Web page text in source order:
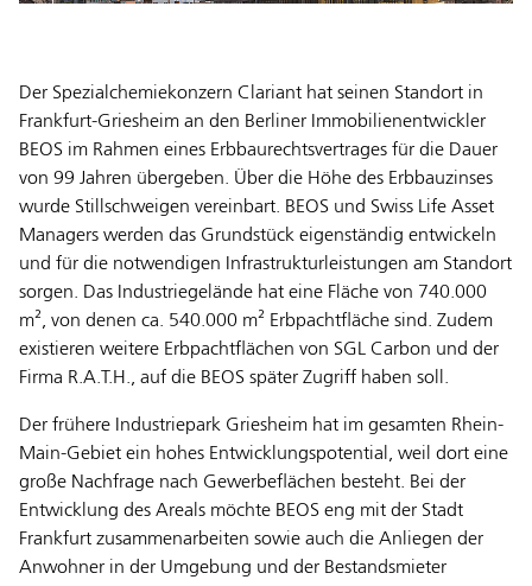
Der Spezialchemiekonzern Clariant hat seinen Standort in
Frankfurt-Griesheim an den Berliner Immobilienentwickler
BEOS im Rahmen eines Erbbaurechtsvertrages für die Dauer
von 99 Jahren übergeben. Über die Höhe des Erbbauzinses
wurde Stillschweigen vereinbart. BEOS und Swiss Life Asset
Managers werden das Grundstück eigenständig entwickeln
und für die notwendigen Infrastrukturleistungen am Standort
sorgen. Das Industriegelände hat eine Fläche von 740.000
m², von denen ca. 540.000 m² Erbpachtfläche sind. Zudem
existieren weitere Erbpachtflächen von SGL Carbon und der
Firma R.A.T.H., auf die BEOS später Zugriff haben soll.
Der frühere Industriepark Griesheim hat im gesamten Rhein-
Main-Gebiet ein hohes Entwicklungspotential, weil dort eine
große Nachfrage nach Gewerbeflächen besteht. Bei der
Entwicklung des Areals möchte BEOS eng mit der Stadt
Frankfurt zusammenarbeiten sowie auch die Anliegen der
Anwohner in der Umgebung und der Bestandsmieter